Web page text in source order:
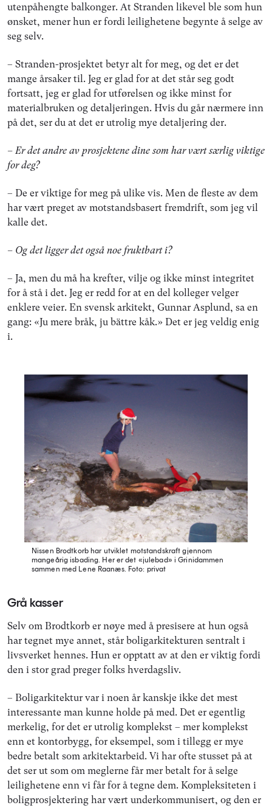
utenpåhengte balkonger. At Stranden likevel ble som hun
ønsket, mener hun er fordi leilighetene begynte å selge av
seg selv.
– Stranden-prosjektet betyr alt for meg, og det er det
mange årsaker til. Jeg er glad for at det står seg godt
fortsatt, jeg er glad for utførelsen og ikke minst for
materialbruken og detaljeringen. Hvis du går nærmere inn
på det, ser du at det er utrolig mye detaljering der.
– Er det andre av prosjektene dine som har vært særlig viktige
for deg?
– De er viktige for meg på ulike vis. Men de fleste av dem
har vært preget av motstandsbasert fremdrift, som jeg vil
kalle det.
– Og det ligger det også noe fruktbart i?
– Ja, men du må ha krefter, vilje og ikke minst integritet
for å stå i det. Jeg er redd for at en del kolleger velger
enklere veier. En svensk arkitekt, Gunnar Asplund, sa en
gang: «Ju mere bråk, ju bättre kåk.» Det er jeg veldig enig
i.
Nissen Brodtkorb har utviklet motstandskraft gjennom
mangeårig isbading. Her er det «julebad» i Grinidammen
sammen med Lene Raanæs. Foto: privat
Grå kasser
Selv om Brodtkorb er nøye med å presisere at hun også
har tegnet mye annet, står boligarkitekturen sentralt i
livsverket hennes. Hun er opptatt av at den er viktig fordi
den i stor grad preger folks hverdagsliv.
– Boligarkitektur var i noen år kanskje ikke det mest
interessante man kunne holde på med. Det er egentlig
merkelig, for det er utrolig komplekst – mer komplekst
enn et kontorbygg, for eksempel, som i tillegg er mye
bedre betalt som arkitektarbeid. Vi har ofte stusset på at
det ser ut som om meglerne får mer betalt for å selge
leilighetene enn vi får for å tegne dem. Kompleksiteten i
boligprosjektering har vært underkommunisert, og den er